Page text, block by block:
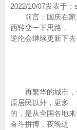
2022/10/07发表于：
前言：国庆在家
西转变一下思路，
逆伦会继续更新下
＊＊＊
第01章
再繁华的城市，
原居民以外，更多
的，是从全国各地
奋斗拼搏，夜晚进